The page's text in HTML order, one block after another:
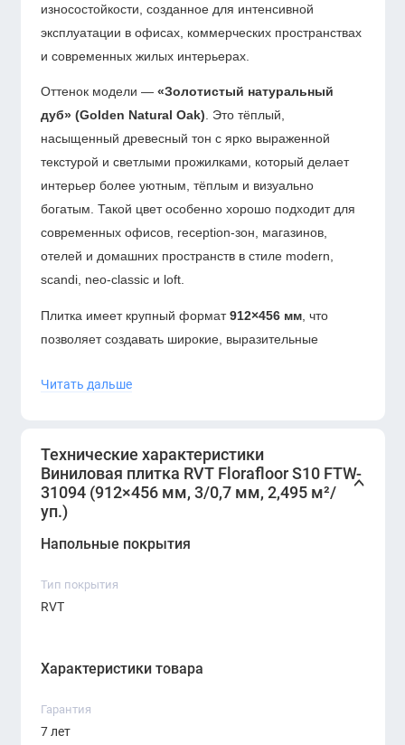
износостойкости, созданное для интенсивной
эксплуатации в офисах, коммерческих пространствах
и современных жилых интерьерах.
Оттенок модели — «Золотистый натуральный
дуб» (Golden Natural Oak). Это тёплый,
насыщенный древесный тон с ярко выраженной
текстурой и светлыми прожилками, который делает
интерьер более уютным, тёплым и визуально
богатым. Такой цвет особенно хорошо подходит для
современных офисов, reception-зон, магазинов,
отелей и домашних пространств в стиле modern,
scandi, neo-classic и loft.
Плитка имеет крупный формат912×456 мм , что
позволяет создавать широкие, выразительные
делает покрытие устойчивым к механическим
Читать дальше
Технические характеристики
Виниловая плитка RVT Florafloor S10 FTW-
31094 (912×456 мм, 3/0,7 мм, 2,495 м²/
уп.)
Напольные покрытия
Тип покрытия
RVT
Характеристики товара
Гарантия
7 лет